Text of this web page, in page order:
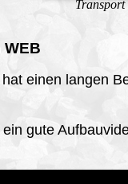
einen langen
gute